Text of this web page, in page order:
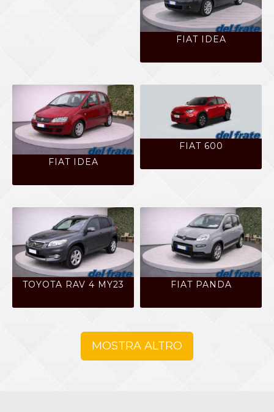
FIAT IDEA
FIAT IDEA
FIAT 600
TOYOTA RAV 4 MY23 FIAT PANDA
MOSTRA ALTRO